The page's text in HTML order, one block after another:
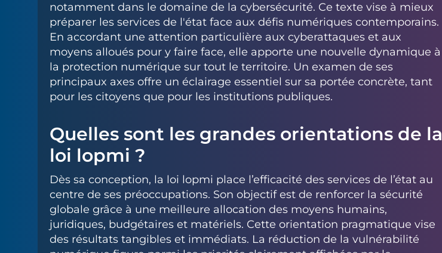
notamment dans le domaine de la cybersécurité. Ce texte vise à mieux
préparer les services de l'état face aux défis numériques contemporains.
En accordant une attention particulière aux cyberattaques et aux
moyens alloués pour y faire face, elle apporte une nouvelle dynamique à
la protection numérique sur tout le territoire. Un examen de ses
principaux axes offre un éclairage essentiel sur sa portée concrète, tant
pour les citoyens que pour les institutions publiques.
Quelles sont les grandes orientations de la
loi lopmi ?
Dès sa conception, la loi lopmi place l’efficacité des services de l’état au
centre de ses préoccupations. Son objectif est de renforcer la sécurité
globale grâce à une meilleure allocation des moyens humains,
juridiques, budgétaires et matériels. Cette orientation pragmatique vise
des résultats tangibles et immédiats. La réduction de la vulnérabilité